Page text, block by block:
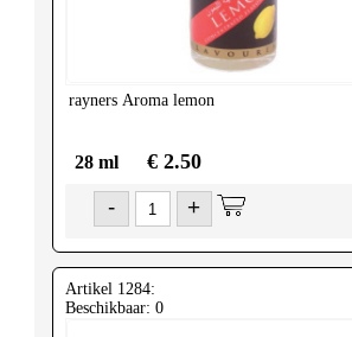
rayners Aroma lemon
28 ml € 2.50
- +
Artikel 1284:
Beschikbaar: 0